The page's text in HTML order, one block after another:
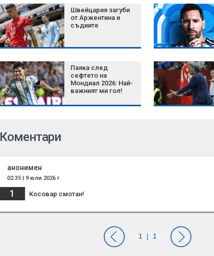
Швейцария загуби
от Аржентина и
съдиите
Паяка след
сефтето на
Мондиал 2026: Най-
важният ми гол!
Коментари
анонимен
02:35 | 9 юли 2026 г.
1 Косовар смотан!